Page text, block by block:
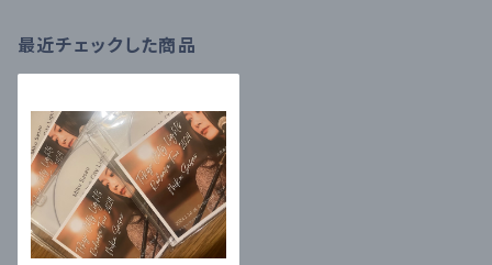
最近チェックした商品